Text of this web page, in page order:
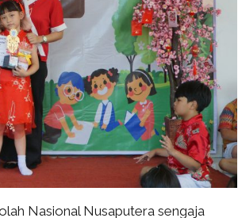
Nasional Nusaputera sengaja